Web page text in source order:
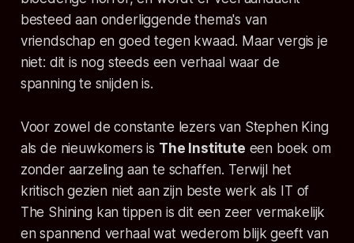
besteed aan onderliggende thema's van
vriendschap en goed tegen kwaad. Maar vergis je
niet: dit is nog steeds een verhaal waar de
spanning te snijden is.
Voor zowel de constante lezers van Stephen King
als de nieuwkomers is The Institute een boek om
zonder aarzeling aan te schaffen. Terwijl het
kritisch gezien niet aan zijn beste werk als IT of
The Shiningkan tippen is dit een zeer vermakelijk
en spannend verhaal wat wederom blijk geeft van